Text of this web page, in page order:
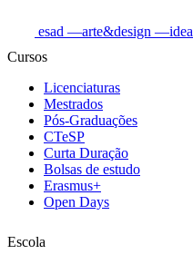
esad —arte&design —idea
Cursos
Licenciaturas
Mestrados
Pós-Graduações
CTeSP
Curta Duração
Bolsas de estudo
Erasmus+
Open Days
Escola